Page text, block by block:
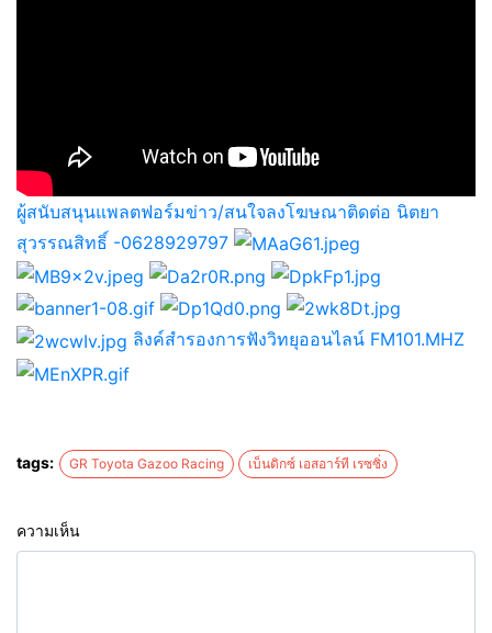
ผู้สนับสนุนแพลตฟอร์มข่าว/สนใจลงโฆษณาติดต่อ นิตยา
สุวรรณสิทธิ์ -0628929797
ลิงค์สำรองการฟังวิทยุออนไลน์ FM101.MHZ
tags: GR Toyota Gazoo Racing เบ็นดิกซ์ เอสอาร์ที เรซซิ่ง
ความเห็น